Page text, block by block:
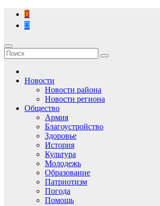
Перейти
содержимому
Новости
Новости района
Новости региона
Общество
Армия
Благоустройство
Здоровье
История
Культура
Молодежь
Образование
Патриотизм
Погода
Помощь